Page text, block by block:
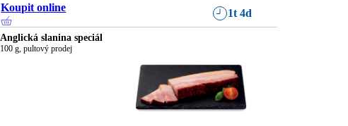
Koupit online 1t 4d
Anglická slanina speciál
100 g, pultový prodej